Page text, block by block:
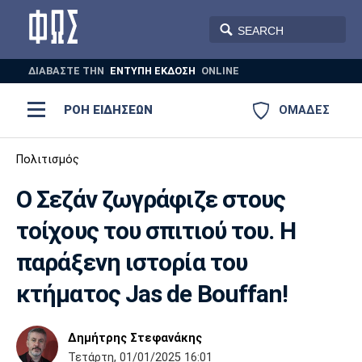
ΔΙΑΒΑΣΤΕ THN ΕΝΤΥΠΗ ΕΚΔΟΣΗ ONLINE
ΟΜΑΔΕΣ
ΡΟΗ ΕΙΔΗΣΕΩΝ
ΠΟΔΟΣΦΑΙΡΟ
ΒΟΛΕΪ ΠΟΛΟ ΣΠΟΡ
AUTO-MOTO PLUS
Ποδόσφαιρο
Super League 1
Super League 2
Γ Εθνική
Μπάσκετ
Ελλάδα
Εθνική
Ολυμπιακοί Αγώνες
Βόλεϊ
Ολυμπιακός ΑΕΚ ΠΑΟΚ
Πολιτισμός
Ο Σεζάν ζωγράφιζε στους
τοίχους του σπιτιού του. Η
παράξενη ιστορία του
κτήματος Jas de Bouffan!
Δημήτρης Στεφανάκης
Τετάρτη, 01/01/2025 16:01